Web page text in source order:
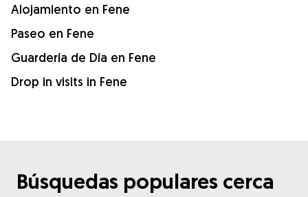
Alojamiento en Fene
Paseo en Fene
Guardería de Día en Fene
Drop in visits in Fene
Búsquedas populares cerca